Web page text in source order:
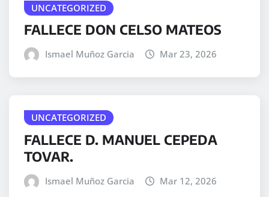
UNCATEGORIZED
FALLECE DON CELSO MATEOS
Ismael Muñoz Garcia Mar 23, 2026
UNCATEGORIZED
FALLECE D. MANUEL CEPEDA
TOVAR.
Ismael Muñoz Garcia Mar 12, 2026